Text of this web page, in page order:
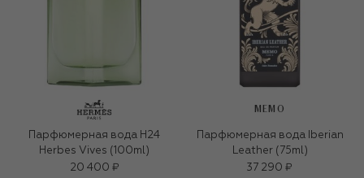
Парфюмерная вода H24
Herbes Vives (100ml)
20 400 ₽
MEMO
Парфюмерная вода Iberian
Leather (75ml)
37 290 ₽